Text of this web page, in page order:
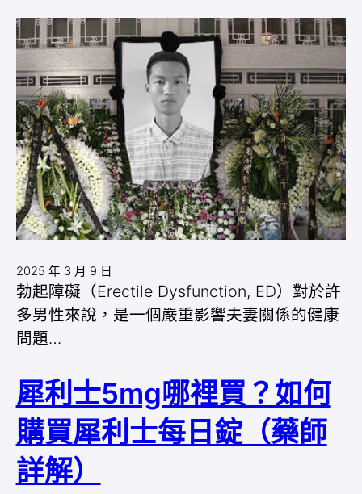
2025 年 3 月 9 日
勃起障礙（Erectile Dysfunction, ED）對於許
多男性來說，是一個嚴重影響夫妻關係的健康
問題…
犀利士5mg哪裡買？如何
購買犀利士每日錠（藥師
詳解）